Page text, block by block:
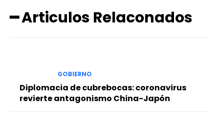
━ Articulos Relaconados
GOBIERNO
Diplomacia de cubrebocas: coronavirus
revierte antagonismo China-Japón